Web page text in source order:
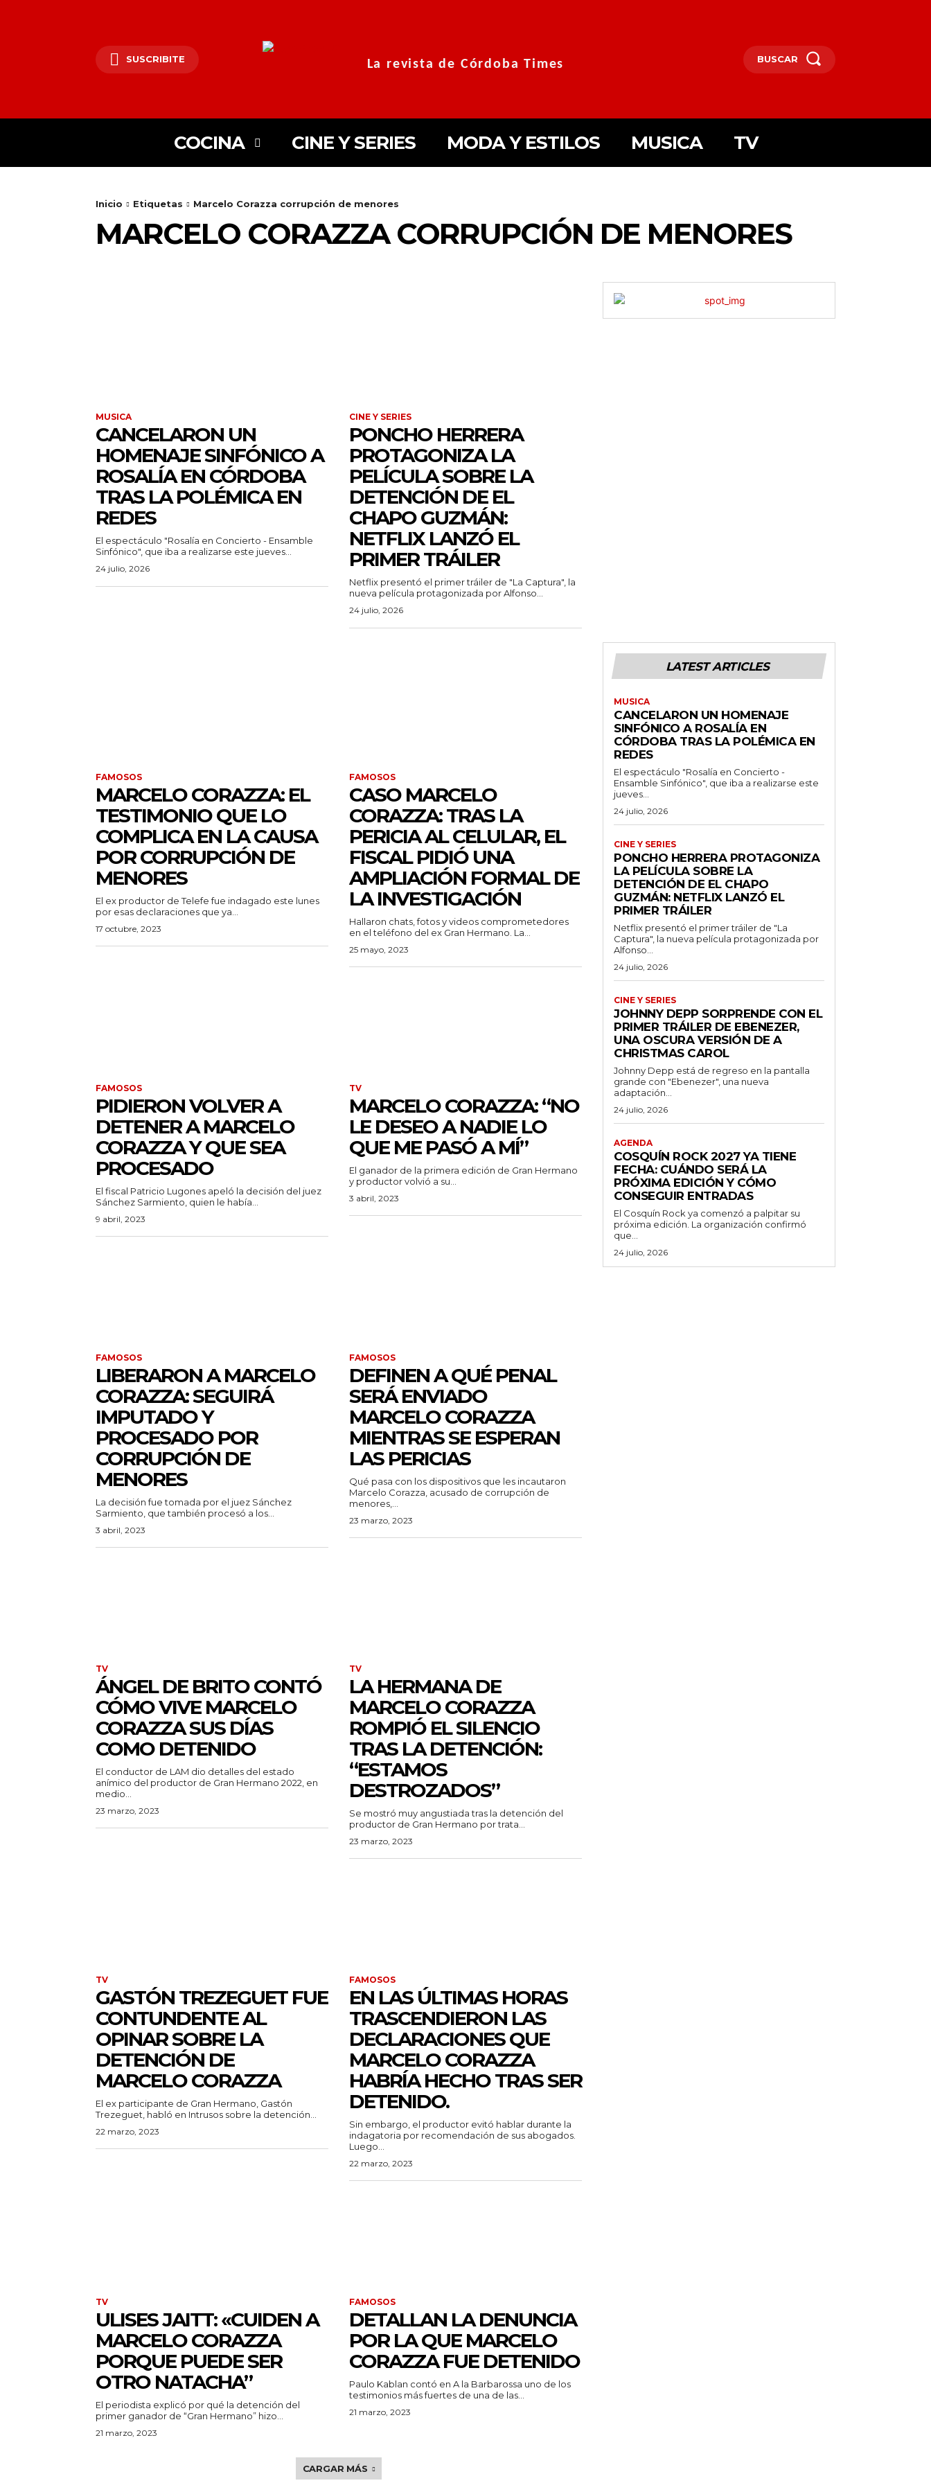
SUSCRIBITE La revista de Córdoba Times BUSCAR
COCINA CINE Y SERIES MODA Y ESTILOS MUSICA TV
Inicio Etiquetas Marcelo Corazza corrupción de menores
MARCELO CORAZZA CORRUPCIÓN DE MENORES
MUSICA
CANCELARON UN
HOMENAJE SINFÓNICO A
ROSALÍA EN CÓRDOBA
TRAS LA POLÉMICA EN
REDES
El espectáculo "Rosalía en Concierto - Ensamble
Sinfónico", que iba a realizarse este jueves...
24 julio, 2026
CINE Y SERIES
PONCHO HERRERA
PROTAGONIZA LA
PELÍCULA SOBRE LA
DETENCIÓN DE EL
CHAPO GUZMÁN:
NETFLIX LANZÓ EL
PRIMER TRÁILER
Netflix presentó el primer tráiler de "La Captura", la
nueva película protagonizada por Alfonso...
24 julio, 2026
FAMOSOS
MARCELO CORAZZA: EL
TESTIMONIO QUE LO
COMPLICA EN LA CAUSA
POR CORRUPCIÓN DE
MENORES
El ex productor de Telefe fue indagado este lunes
por esas declaraciones que ya...
17 octubre, 2023
FAMOSOS
CASO MARCELO
CORAZZA: TRAS LA
PERICIA AL CELULAR, EL
FISCAL PIDIÓ UNA
AMPLIACIÓN FORMAL DE
LA INVESTIGACIÓN
Hallaron chats, fotos y videos comprometedores
en el teléfono del ex Gran Hermano. La...
25 mayo, 2023
FAMOSOS
PIDIERON VOLVER A
DETENER A MARCELO
CORAZZA Y QUE SEA
PROCESADO
El fiscal Patricio Lugones apeló la decisión del juez
Sánchez Sarmiento, quien le había...
9 abril, 2023
TV
MARCELO CORAZZA: “NO
LE DESEO A NADIE LO
QUE ME PASÓ A MÍ”
El ganador de la primera edición de Gran Hermano
y productor volvió a su...
3 abril, 2023
FAMOSOS
LIBERARON A MARCELO
CORAZZA: SEGUIRÁ
IMPUTADO Y
PROCESADO POR
CORRUPCIÓN DE
MENORES
La decisión fue tomada por el juez Sánchez
Sarmiento, que también procesó a los...
3 abril, 2023
FAMOSOS
DEFINEN A QUÉ PENAL
SERÁ ENVIADO
MARCELO CORAZZA
MIENTRAS SE ESPERAN
LAS PERICIAS
Qué pasa con los dispositivos que les incautaron
Marcelo Corazza, acusado de corrupción de
menores,...
23 marzo, 2023
TV
ÁNGEL DE BRITO CONTÓ
CÓMO VIVE MARCELO
CORAZZA SUS DÍAS
COMO DETENIDO
El conductor de LAM dio detalles del estado
anímico del productor de Gran Hermano 2022, en
medio...
23 marzo, 2023
TV
LA HERMANA DE
MARCELO CORAZZA
ROMPIÓ EL SILENCIO
TRAS LA DETENCIÓN:
“ESTAMOS
DESTROZADOS”
Se mostró muy angustiada tras la detención del
productor de Gran Hermano por trata...
23 marzo, 2023
TV
GASTÓN TREZEGUET FUE
CONTUNDENTE AL
OPINAR SOBRE LA
DETENCIÓN DE
MARCELO CORAZZA
El ex participante de Gran Hermano, Gastón
Trezeguet, habló en Intrusos sobre la detención...
22 marzo, 2023
FAMOSOS
EN LAS ÚLTIMAS HORAS
TRASCENDIERON LAS
DECLARACIONES QUE
MARCELO CORAZZA
HABRÍA HECHO TRAS SER
DETENIDO.
Sin embargo, el productor evitó hablar durante la
indagatoria por recomendación de sus abogados.
Luego...
22 marzo, 2023
TV
ULISES JAITT: «CUIDEN A
MARCELO CORAZZA
PORQUE PUEDE SER
OTRO NATACHA”
El periodista explicó por qué la detención del
primer ganador de “Gran Hermano” hizo...
21 marzo, 2023
FAMOSOS
DETALLAN LA DENUNCIA
POR LA QUE MARCELO
CORAZZA FUE DETENIDO
Paulo Kablan contó en A la Barbarossa uno de los
testimonios más fuertes de una de las...
21 marzo, 2023
CARGAR MÁS
LATEST ARTICLES
MUSICA
CANCELARON UN HOMENAJE
SINFÓNICO A ROSALÍA EN
CÓRDOBA TRAS LA POLÉMICA EN
REDES
El espectáculo "Rosalía en Concierto -
Ensamble Sinfónico", que iba a realizarse este
jueves...
24 julio, 2026
CINE Y SERIES
PONCHO HERRERA PROTAGONIZA
LA PELÍCULA SOBRE LA
DETENCIÓN DE EL CHAPO
GUZMÁN: NETFLIX LANZÓ EL
PRIMER TRÁILER
Netflix presentó el primer tráiler de "La
Captura", la nueva película protagonizada por
Alfonso...
24 julio, 2026
CINE Y SERIES
JOHNNY DEPP SORPRENDE CON EL
PRIMER TRÁILER DE EBENEZER,
UNA OSCURA VERSIÓN DE A
CHRISTMAS CAROL
Johnny Depp está de regreso en la pantalla
grande con "Ebenezer", una nueva
adaptación...
24 julio, 2026
AGENDA
COSQUÍN ROCK 2027 YA TIENE
FECHA: CUÁNDO SERÁ LA
PRÓXIMA EDICIÓN Y CÓMO
CONSEGUIR ENTRADAS
El Cosquín Rock ya comenzó a palpitar su
próxima edición. La organización confirmó
que...
24 julio, 2026